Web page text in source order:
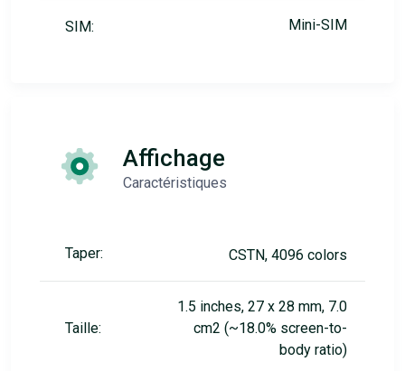
SIM: Mini-SIM
Affichage
Caractéristiques
Taper: CSTN, 4096 colors
Taille:
1.5 inches, 27 x 28 mm, 7.0
cm2 (~18.0% screen-to-
body ratio)